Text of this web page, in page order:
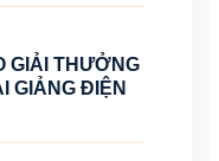
GIẢI THƯỞNG
GIẢNG ĐIỆN